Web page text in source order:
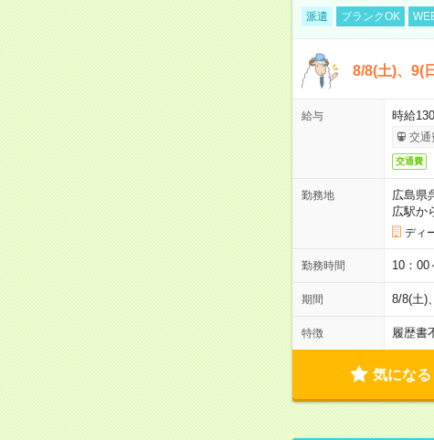
派遣 ブランクOK
8/8(土)、9(
給与 時給
交通
交通費
勤務地
広島県
広駅か
ディ
勤務時間 10：00
期間 8/8(土)
特徴 履歴書
気になる